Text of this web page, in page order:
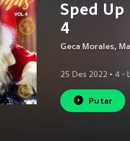
Sped
4
Geca Morales,
25 Des 2022 • 4 -
Putar